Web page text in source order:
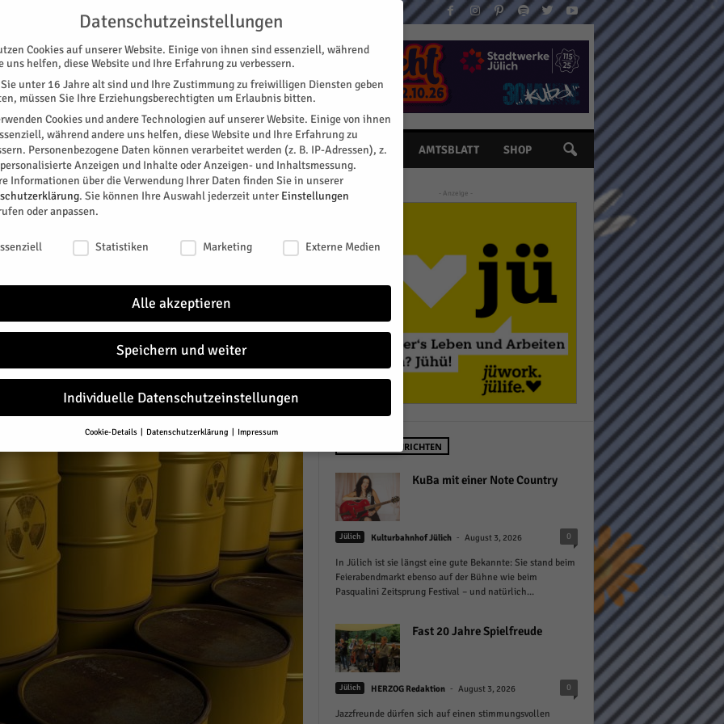
KONTAKT
SPEZIAL E-PAPER KINO GALERIE TERMINE AMTSBLATT SHOP
...“ – unter diesem Motto steht die Aktion des
18. September, in Jülich.
- Anzeige -
NEUSTE NACHRICHTEN
KuBa mit einer Note Country
Jülich Kulturbahnhof Jülich - August 3, 2026 0
In Jülich ist sie längst eine gute Bekannte: Sie stand beim
Feierabendmarkt ebenso auf der Bühne wie beim
Pasqualini Zeitsprung Festival – und natürlich...
Fast 20 Jahre Spielfreude
Jülich HERZOG Redaktion - August 3, 2026 0
Jazzfreunde dürfen sich auf einen stimmungsvollen
Datenschutzeinstellungen
Cookies auf unserer Website. Einige von ihnen sind essenziell, während
uns helfen, diese Website und Ihre Erfahrung zu verbessern.
unter 16 Jahre alt sind und Ihre Zustimmung zu freiwilligen Diensten geben
müssen Sie Ihre Erziehungsberechtigten um Erlaubnis bitten.
Cookies und andere Technologien auf unserer Website. Einige von ihnen
während andere uns helfen, diese Website und Ihre Erfahrung zu
Personenbezogene Daten können verarbeitet werden (z. B. IP-Adressen), z.
Anzeigen und Inhalte oder Anzeigen- und Inhaltsmessung.
Informationen über die Verwendung Ihrer Daten finden Sie in unserer
. Sie können Ihre Auswahl jederzeit unter Einstellungen
oder anpassen.
Statistiken Marketing Externe Medien
Alle akzeptieren
Speichern und weiter
Individuelle Datenschutzeinstellungen
Cookie-Details Datenschutzerklärung Impressum
Datenschutzeinstellungen
Sie unter 16 Jahre alt sind und Ihre Zustimmung zu freiwilligen Diensten geben
müssen Sie Ihre Erziehungsberechtigten um Erlaubnis bitten.
Cookies und andere Technologien auf unserer Website. Einige von ihnen
während andere uns helfen, diese Website und Ihre Erfahrung zu
Personenbezogene Daten können verarbeitet werden (z. B. IP-Adressen), z.
personalisierte Anzeigen und Inhalte oder Anzeigen- und Inhaltsmessung.
Informationen über die Verwendung Ihrer Daten finden Sie in unserer
Sie eine Übersicht über alle verwendeten Cookies. Sie können Ihre
zu ganzen Kategorien geben oder sich weitere Informationen anzeigen
und so nur bestimmte Cookies auswählen.
akzeptieren
und weiter
Zurück